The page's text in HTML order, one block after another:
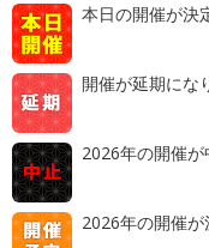
本日の開催が決
開催が延期にな
2026年の開催
2026年の開催が